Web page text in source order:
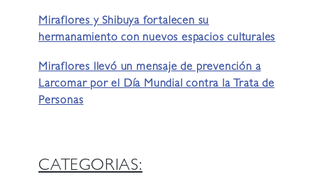
Miraflores y Shibuya fortalecen su
hermanamiento con nuevos espacios culturales
Miraflores llevó un mensaje de prevención a
Larcomar por el Día Mundial contra la Trata de
Personas
CATEGORIAS: